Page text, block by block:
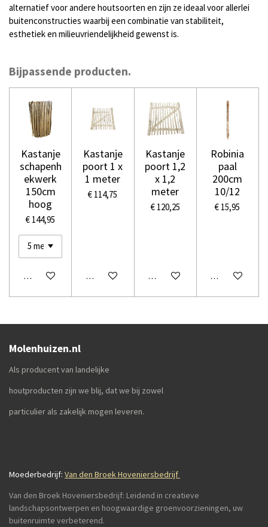
alternatief voor andere houtsoorten en zijn ze ideaal voor allerlei
buitenconstructies waarbij een combinatie van stabiliteit,
esthetiek en milieuvriendelijkheid gewenst is.
Bijpassende producten.
Kastanje
schapenh
ekwerk
150cm
hoog
€ 144,95
In winkelwagen
Kastanje
poort 1 x
1 meter
€ 114,75
In winkelwagen
Kastanje
poort 1,2
x 1,2
meter
€ 120,25
In winkelwagen
Robinia
paal
200cm
10/12
€ 15,95
In winkelwagen
Molenhuizen.nl
Als producent van landelijke
houtproducten zijn we blij, dat we bij zowel
particulier als zakelijk mogen leveren.
Moederbedrijf: Van den Broek Hoveniersbedrijf
Van den Broek Hoveniersbedrijf: Leidend in creatieve
landschapsontwerpen en hoogwaardige groenvoorzieningen, uw
buitenruimte verbeterend.